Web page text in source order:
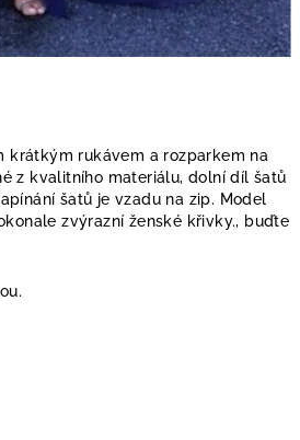
krátkým rukávem a rozparkem na
z kvalitního materiálu, dolní díl šatů
šatů je vzadu na zip. Model
zvýrazní ženské křivky., buďte